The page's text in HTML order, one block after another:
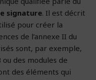
signature. Il est décrit
pour créer la
de l’annexe II du
sont, par exemple,
ou des modules de
des éléments qui